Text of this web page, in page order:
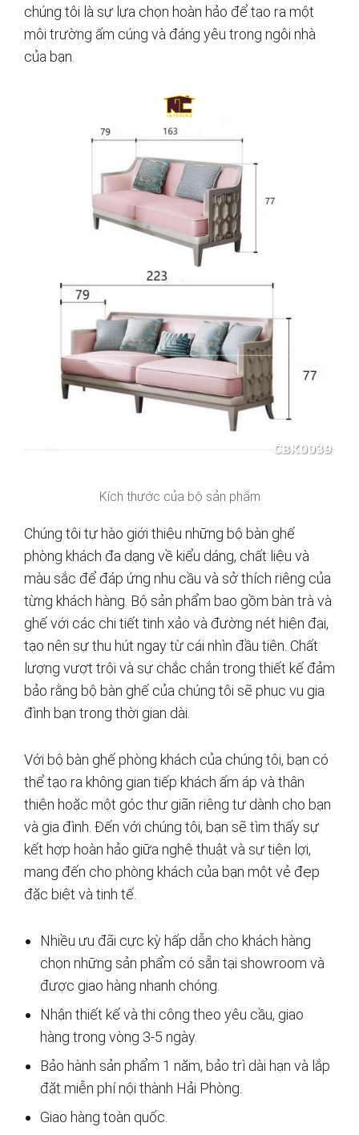
chúng tôi là sự lựa chọn hoàn hảo để tạo ra một
môi trường ấm cúng và đáng yêu trong ngôi nhà
của bạn.
Kích thước của bộ sản phẩm
Chúng tôi tự hào giới thiệu những bộ bàn ghế
phòng khách đa dạng về kiểu dáng, chất liệu và
màu sắc để đáp ứng nhu cầu và sở thích riêng của
từng khách hàng. Bộ sản phẩm bao gồm bàn trà và
ghế với các chi tiết tinh xảo và đường nét hiện đại,
tạo nên sự thu hút ngay từ cái nhìn đầu tiên. Chất
lượng vượt trội và sự chắc chắn trong thiết kế đảm
bảo rằng bộ bàn ghế của chúng tôi sẽ phục vụ gia
đình bạn trong thời gian dài.
Với bộ bàn ghế phòng khách của chúng tôi, bạn có
thể tạo ra không gian tiếp khách ấm áp và thân
thiện hoặc một góc thư giãn riêng tư dành cho bạn
và gia đình. Đến với chúng tôi, bạn sẽ tìm thấy sự
kết hợp hoàn hảo giữa nghệ thuật và sự tiện lợi,
mang đến cho phòng khách của bạn một vẻ đẹp
đặc biệt và tinh tế.
Nhiều ưu đãi cực kỳ hấp dẫn cho khách hàng
chọn những sản phẩm có sẵn tại showroom và
được giao hàng nhanh chóng.
Nhận thiết kế và thi công theo yêu cầu, giao
hàng trong vòng 3-5 ngày.
Bảo hành sản phẩm 1 năm, bảo trì dài hạn và lắp
đặt miễn phí nội thành Hải Phòng.
Giao hàng toàn quốc.